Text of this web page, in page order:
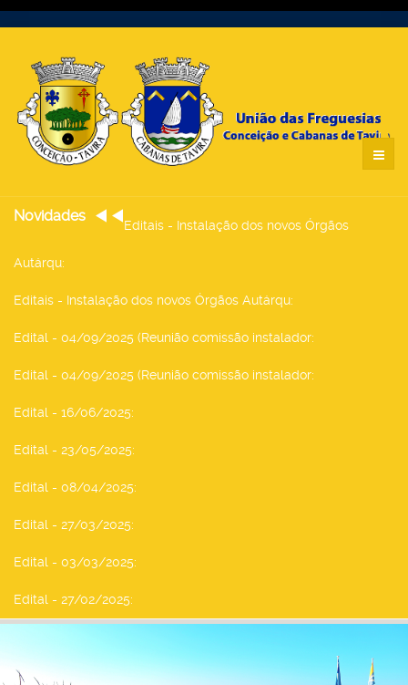
Novidades
Editais - Instalação dos novos Órgãos
Autárqu:
Editais - Instalação dos novos Órgãos Autárqu:
Edital - 04/09/2025 (Reunião comissão instalador:
Edital - 04/09/2025 (Reunião comissão instalador:
Edital - 16/06/2025:
Edital - 23/05/2025:
Edital - 08/04/2025:
Edital - 27/03/2025:
Edital - 03/03/2025:
Edital - 27/02/2025: